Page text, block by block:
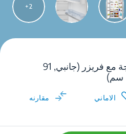
2
GN163120X: ثلاجة مع فريزر (جانبي, 91
سم)
الاماني مقارنه